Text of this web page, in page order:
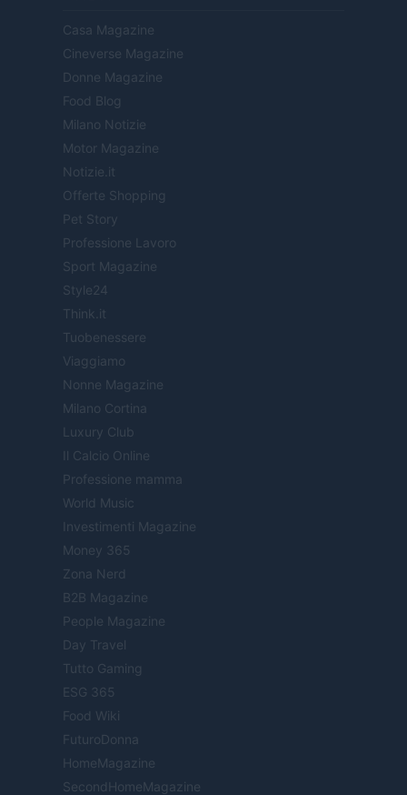
Casa Magazine
Cineverse Magazine
Donne Magazine
Food Blog
Milano Notizie
Motor Magazine
Notizie.it
Offerte Shopping
Pet Story
Professione Lavoro
Sport Magazine
Style24
Think.it
Tuobenessere
Viaggiamo
Nonne Magazine
Milano Cortina
Luxury Club
Il Calcio Online
Professione mamma
World Music
Investimenti Magazine
Money 365
Zona Nerd
B2B Magazine
People Magazine
Day Travel
Tutto Gaming
ESG 365
Food Wiki
FuturoDonna
HomeMagazine
SecondHomeMagazine